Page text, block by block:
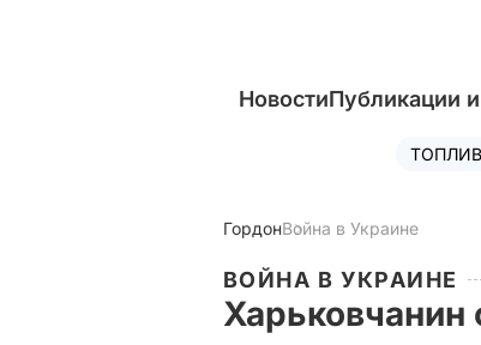
НовостиПубликации
ГордонВойна в Украине
ВОЙНА В УКРАИНЕ
Харьковчанин